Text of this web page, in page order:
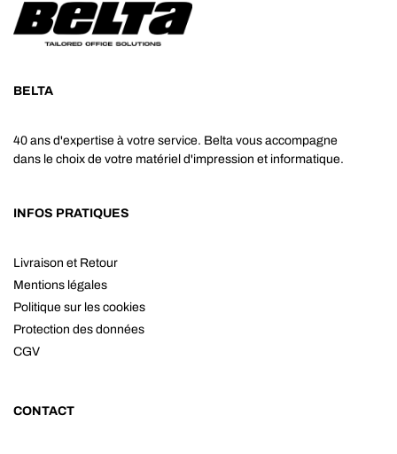
BELTA
40 ans d'expertise à votre service. Belta vous accompagne
dans le choix de votre matériel d'impression et informatique.
INFOS PRATIQUES
Livraison et Retour
Mentions légales
Politique sur les cookies
Protection des données
CGV
CONTACT